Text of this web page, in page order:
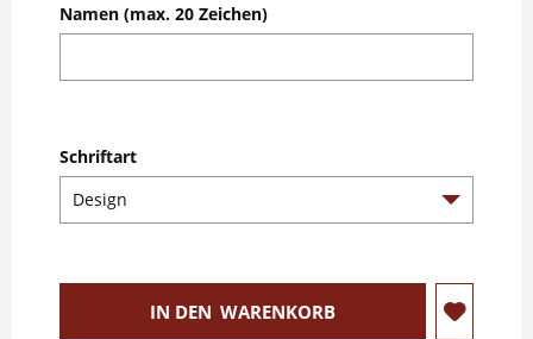
Namen (max. 20 Zeichen)
Schriftart
IN DEN WARENKORB